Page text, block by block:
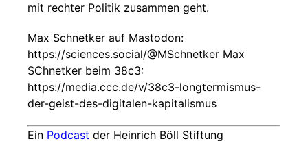
mit rechter Politik zusammen geht.
Max Schnetker auf Mastodon:
https://sciences.social/@MSchnetker Max
SChnetker beim 38c3:
https://media.ccc.de/v/38c3-longtermismus-
der-geist-des-digitalen-kapitalismus
Ein Podcast der Heinrich Böll Stiftung